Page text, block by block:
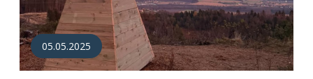
05.05.2025